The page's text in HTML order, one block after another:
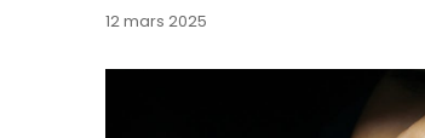
12 mars 2025